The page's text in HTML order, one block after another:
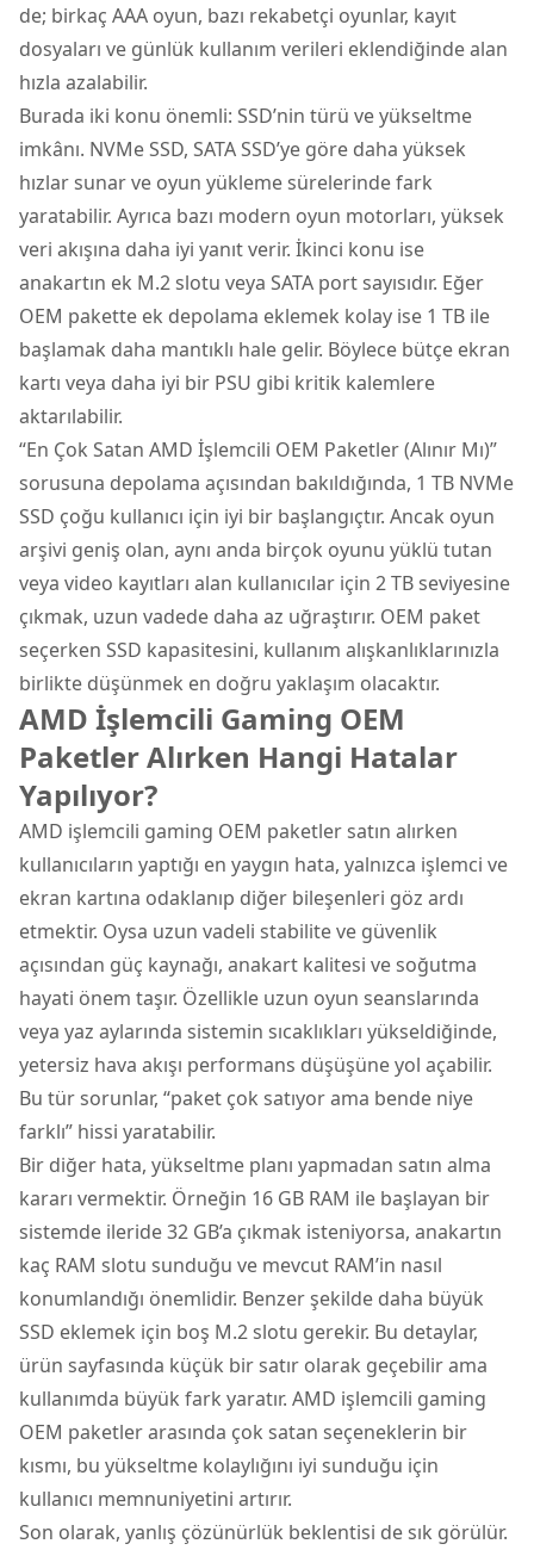
de; birkaç AAA oyun, bazı rekabetçi oyunlar, kayıt
dosyaları ve günlük kullanım verileri eklendiğinde alan
hızla azalabilir.
Burada iki konu önemli: SSD’nin türü ve yükseltme
imkânı. NVMe SSD, SATA SSD’ye göre daha yüksek
hızlar sunar ve oyun yükleme sürelerinde fark
yaratabilir. Ayrıca bazı modern oyun motorları, yüksek
veri akışına daha iyi yanıt verir. İkinci konu ise
anakartın ek M.2 slotu veya SATA port sayısıdır. Eğer
OEM pakette ek depolama eklemek kolay ise 1 TB ile
başlamak daha mantıklı hale gelir. Böylece bütçe ekran
kartı veya daha iyi bir PSU gibi kritik kalemlere
aktarılabilir.
“En Çok Satan AMD İşlemcili OEM Paketler (Alınır Mı)”
sorusuna depolama açısından bakıldığında, 1 TB NVMe
SSD çoğu kullanıcı için iyi bir başlangıçtır. Ancak oyun
arşivi geniş olan, aynı anda birçok oyunu yüklü tutan
veya video kayıtları alan kullanıcılar için 2 TB seviyesine
çıkmak, uzun vadede daha az uğraştırır. OEM paket
seçerken SSD kapasitesini, kullanım alışkanlıklarınızla
birlikte düşünmek en doğru yaklaşım olacaktır.
AMD İşlemcili Gaming OEM
Paketler Alırken Hangi Hatalar
Yapılıyor?
AMD işlemcili gaming OEM paketler satın alırken
kullanıcıların yaptığı en yaygın hata, yalnızca işlemci ve
ekran kartına odaklanıp diğer bileşenleri göz ardı
etmektir. Oysa uzun vadeli stabilite ve güvenlik
açısından güç kaynağı, anakart kalitesi ve soğutma
hayati önem taşır. Özellikle uzun oyun seanslarında
veya yaz aylarında sistemin sıcaklıkları yükseldiğinde,
yetersiz hava akışı performans düşüşüne yol açabilir.
Bu tür sorunlar, “paket çok satıyor ama bende niye
farklı” hissi yaratabilir.
Bir diğer hata, yükseltme planı yapmadan satın alma
kararı vermektir. Örneğin 16 GB RAM ile başlayan bir
sistemde ileride 32 GB’a çıkmak isteniyorsa, anakartın
kaç RAM slotu sunduğu ve mevcut RAM’in nasıl
konumlandığı önemlidir. Benzer şekilde daha büyük
SSD eklemek için boş M.2 slotu gerekir. Bu detaylar,
ürün sayfasında küçük bir satır olarak geçebilir ama
kullanımda büyük fark yaratır. AMD işlemcili gaming
OEM paketler arasında çok satan seçeneklerin bir
kısmı, bu yükseltme kolaylığını iyi sunduğu için
kullanıcı memnuniyetini artırır.
Son olarak, yanlış çözünürlük beklentisi de sık görülür.